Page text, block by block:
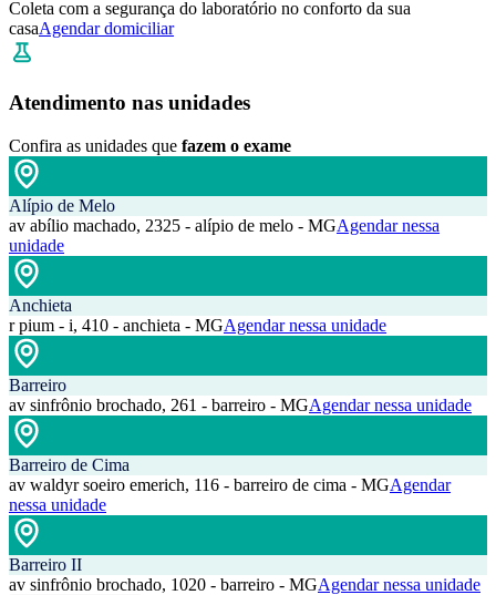
Coleta com a segurança do laboratório no conforto da sua
casaAgendar domiciliar
Atendimento nas unidades
Confira as unidades que fazem o exame
Alípio de Melo
av abílio machado, 2325 - alípio de melo - MGAgendar nessa
unidade
Anchieta
r pium - i, 410 - anchieta - MGAgendar nessa unidade
Barreiro
av sinfrônio brochado, 261 - barreiro - MGAgendar nessa unidade
Barreiro de Cima
av waldyr soeiro emerich, 116 - barreiro de cima - MGAgendar
nessa unidade
Barreiro II
av sinfrônio brochado, 1020 - barreiro - MGAgendar nessa unidade